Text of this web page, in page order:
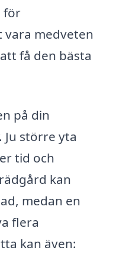
för
medveten
få den bästa
på din
större yta
tid och
kan
medan en
flera
kan även: